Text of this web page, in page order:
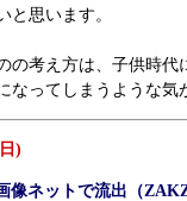
と思います。
の考え方は、子供時代
なってしまうような気
)
像ネットで流出（